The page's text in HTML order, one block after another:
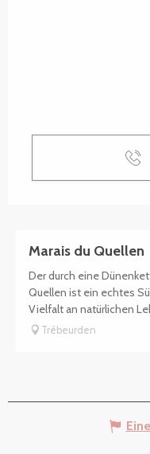
Marais du Quellen
Der durch eine
Quellen ist ein echtes
Vielfalt an natürlichen
Trébeurden